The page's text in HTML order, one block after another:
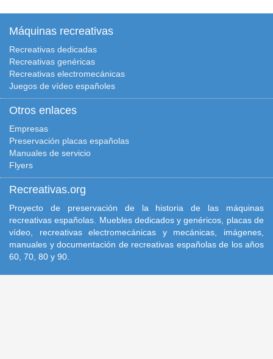
Máquinas recreativas
Recreativas dedicadas
Recreativas genéricas
Recreativas electromecánicas
Juegos de vídeo españoles
Otros enlaces
Empresas
Preservación placas españolas
Manuales de servicio
Flyers
Recreativas.org
Proyecto de preservación de la historia de las máquinas
recreativas españolas. Muebles dedicados y genéricos, placas de
vídeo, recreativas electromecánicas y mecánicas, imágenes,
manuales y documentación de recreativas españolas de los años
60, 70, 80 y 90.